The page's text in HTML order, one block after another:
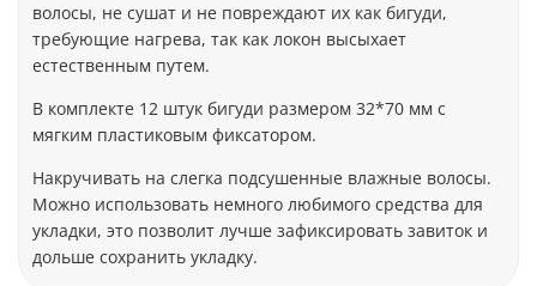
волосы, не сушат и не повреждают их как бигуди,
требующие нагрева, так как локон высыхает
естественным путем.
В комплекте 12 штук бигуди размером 32*70 мм с
мягким пластиковым фиксатором.
Накручивать на слегка подсушенные влажные волосы.
Можно использовать немного любимого средства для
укладки, это позволит лучше зафиксировать завиток и
дольше сохранить укладку.